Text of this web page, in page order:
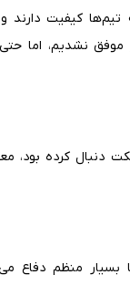
تیم‌ها کیفیت
موفق نشدیم، اما
کرده بود،
بسیار منظم